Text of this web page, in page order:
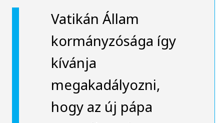
Vatikán Állam
kormányzósága így
kívánja
megakadályozni,
hogy az új pápa